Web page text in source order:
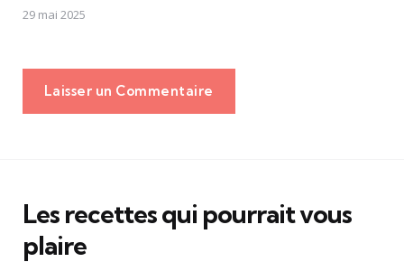
29 mai 2025
Laisser un Commentaire
Les recettes qui pourrait vous
plaire